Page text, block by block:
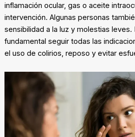
inflamación ocular, gas o aceite
intervención. Algunas personas
sensibilidad a la luz y molestias leves.
fundamental seguir todas las
el uso de colirios, reposo y evitar